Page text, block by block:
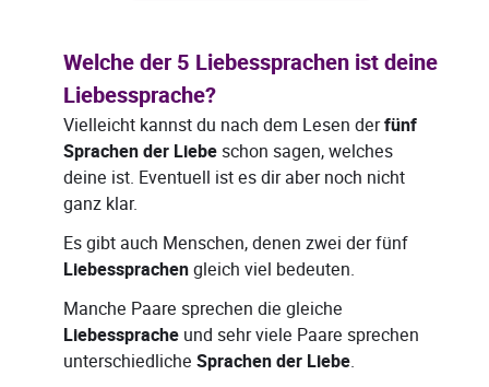
Welche der 5 Liebessprachen ist deine
Liebessprache?
Vielleicht kannst du nach dem Lesen derfünf
Sprachen der Liebeschon sagen, welches
deine ist. Eventuell ist es dir aber noch nicht
ganz klar.
Es gibt auch Menschen, denen zwei der fünf
Liebessprachengleich viel bedeuten.
Manche Paare sprechen die gleiche
Liebessprache und sehr viele Paare sprechen
unterschiedliche Sprachen der Liebe.